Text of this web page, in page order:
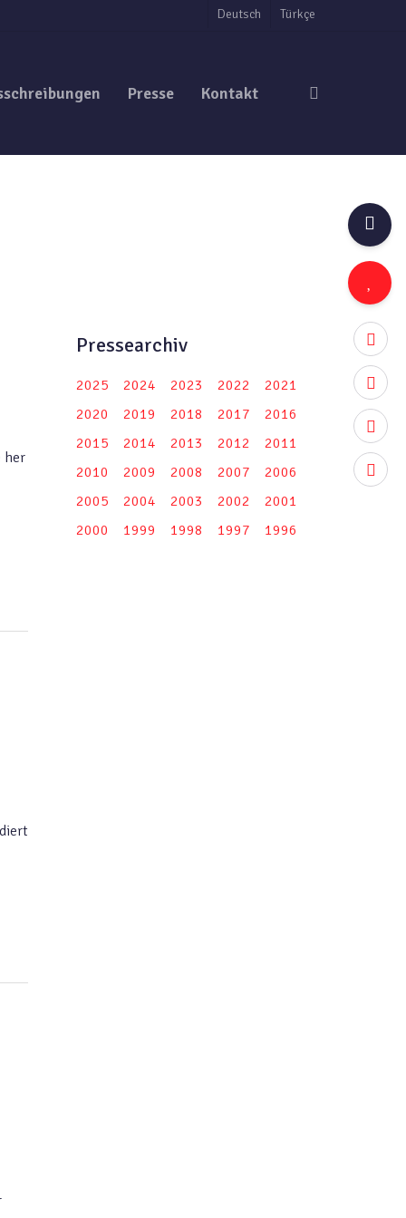
twitter
Deutsch Türkçe
Presse Kontakt
her
Pressearchiv
2025 2024 2023 2022
2021
2020
2019 2018 2017
2016
2015
2014 2013 2012
2011
2010
2009 2008 2007
2006
2005
2004 2003 2002
2001
2000
1999 1998 1997 1996